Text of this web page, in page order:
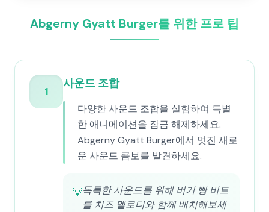
Abgerny Gyatt Burger를 위한 프로 팁
1
사운드 조합
다양한 사운드 조합을 실험하여 특별
한 애니메이션을 잠금 해제하세요.
Abgerny Gyatt Burger에서 멋진 새로
운 사운드 콤보를 발견하세요.
💡독특한 사운드를 위해 버거 빵 비트
를 치즈 멜로디와 함께 배치해보세